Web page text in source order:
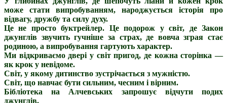
може стати випробуванням, народжується історія про
відвагу, дружбу та силу духу.
Це не просто буктрейлер. Це подорож у світ, де Закон
джунглів звучить гучніше за страх, де вовча зграя стає
родиною, а випробування гартують характер.
Ми відкриваємо двері у світ пригод, де кожна сторінка —
як крок у невідоме.
Світ, у якому дитинство зустрічається з мужністю.
Світ, що навчає бути сильним, чесним і вірним.
Бібліотека на Алчевських запрошує відчути подих
джунглів.